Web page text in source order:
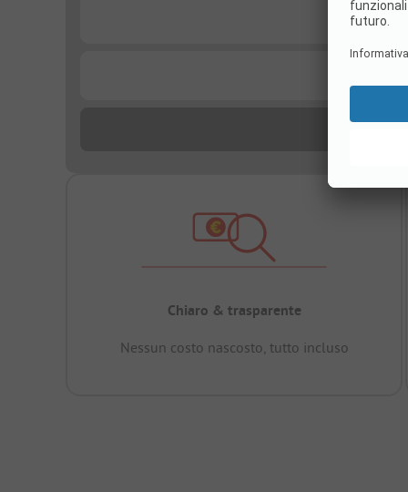
Chiaro & trasparente
Nessun costo nascosto, tutto incluso